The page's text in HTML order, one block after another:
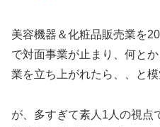
美容機器＆化粧品販売業を
で対面事業が止まり、何と
業を立ち上がれたら、、と模
が、多すぎて素人1人の視点